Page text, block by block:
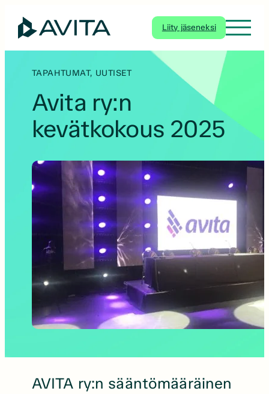
sisältöön
Liity jäseneksi
TAPAHTUMAT, UUTISET
Avita ry:n
kevätkokous 2025
AVITA ry:n sääntömääräinen